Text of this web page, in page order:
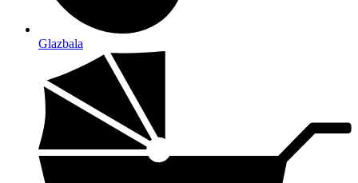
Glazbala